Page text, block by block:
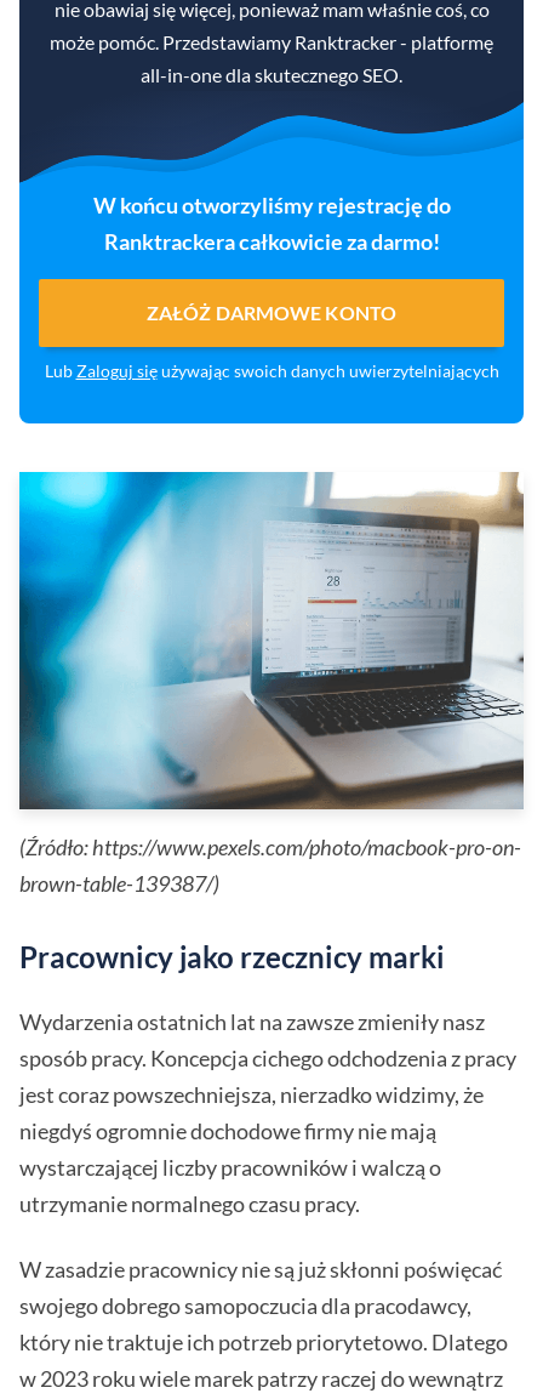
nie obawiaj się więcej, ponieważ mam właśnie coś, co
może pomóc. Przedstawiamy Ranktracker - platformę
all-in-one dla skutecznego SEO.
W końcu otworzyliśmy rejestrację do
Ranktrackera całkowicie za darmo!
ZAŁÓŻ DARMOWE KONTO
LubZaloguj sięużywając swoich danych uwierzytelniających
(Źródło: https://www.pexels.com/photo/macbook-pro-on-
brown-table-139387/)
Pracownicy jako rzecznicy marki
Wydarzenia ostatnich lat na zawsze zmieniły nasz
sposób pracy. Koncepcja cichego odchodzenia z pracy
jest coraz powszechniejsza, nierzadko widzimy, że
niegdyś ogromnie dochodowe firmy nie mają
wystarczającej liczby pracowników i walczą o
utrzymanie normalnego czasu pracy.
W zasadzie pracownicy nie są już skłonni poświęcać
swojego dobrego samopoczucia dla pracodawcy,
który nie traktuje ich potrzeb priorytetowo. Dlatego
w 2023 roku wiele marek patrzy raczej do wewnątrz